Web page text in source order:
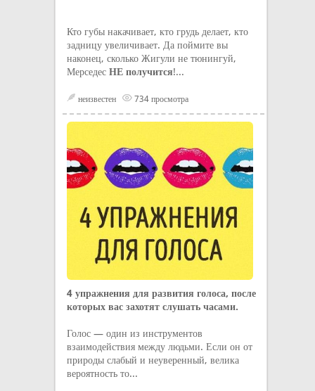
Кто губы накачивает, кто грудь делает, кто
задницу увеличивает. Да поймите вы
наконец, сколько Жигули не тюнингуй,
Мерседес НЕ получится!...
неизвестен 734 просмотра
4 упражнения для развития голоса, после
которых вас захотят слушать часами.
Голос — один из инструментов
взаимодействия между людьми. Если он от
природы слабый и неуверенный, велика
вероятность то...